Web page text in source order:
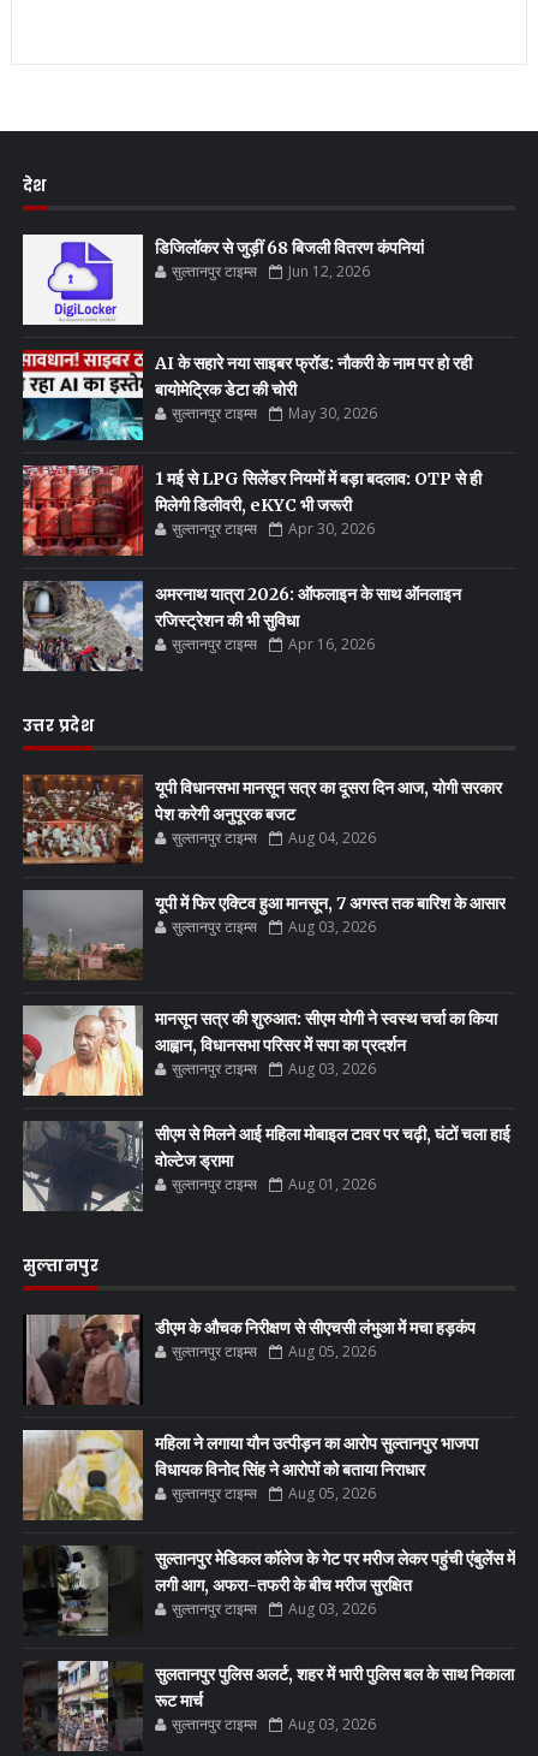
देश
डिजिलॉकर से जुड़ीं 68 बिजली वितरण कंपनियां
सुल्तानपुर टाइम्स Jun 12, 2026
AI के सहारे नया साइबर फ्रॉड: नौकरी के नाम पर हो रही
बायोमेट्रिक डेटा की चोरी
सुल्तानपुर टाइम्स May 30, 2026
1 मई से LPG सिलेंडर नियमों में बड़ा बदलाव: OTP से ही
मिलेगी डिलीवरी, eKYC भी जरूरी
सुल्तानपुर टाइम्स Apr 30, 2026
अमरनाथ यात्रा 2026: ऑफलाइन के साथ ऑनलाइन
रजिस्ट्रेशन की भी सुविधा
सुल्तानपुर टाइम्स Apr 16, 2026
उत्तर प्रदेश
यूपी विधानसभा मानसून सत्र का दूसरा दिन आज, योगी सरकार
पेश करेगी अनुपूरक बजट
सुल्तानपुर टाइम्स Aug 04, 2026
यूपी में फिर एक्टिव हुआ मानसून, 7 अगस्त तक बारिश के आसार
सुल्तानपुर टाइम्स Aug 03, 2026
मानसून सत्र की शुरुआत: सीएम योगी ने स्वस्थ चर्चा का किया
आह्वान, विधानसभा परिसर में सपा का प्रदर्शन
सुल्तानपुर टाइम्स Aug 03, 2026
सीएम से मिलने आई महिला मोबाइल टावर पर चढ़ी, घंटों चला हाई
वोल्टेज ड्रामा
सुल्तानपुर टाइम्स Aug 01, 2026
सुल्तानपुर
डीएम के औचक निरीक्षण से सीएचसी लंभुआ में मचा हड़कंप
सुल्तानपुर टाइम्स Aug 05, 2026
महिला ने लगाया यौन उत्पीड़न का आरोप सुल्तानपुर भाजपा
विधायक विनोद सिंह ने आरोपों को बताया निराधार
सुल्तानपुर टाइम्स Aug 05, 2026
सुल्तानपुर मेडिकल कॉलेज के गेट पर मरीज लेकर पहुंची एंबुलेंस में
लगी आग, अफरा-तफरी के बीच मरीज सुरक्षित
सुल्तानपुर टाइम्स Aug 03, 2026
सुलतानपुर पुलिस अलर्ट, शहर में भारी पुलिस बल के साथ निकाला
रूट मार्च
सुल्तानपुर टाइम्स Aug 03, 2026